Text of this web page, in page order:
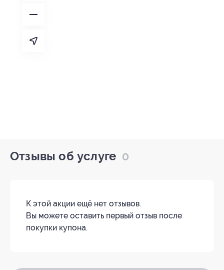
Отзывы об услуге 0
К этой акции ещё нет отзывов.
Вы можете оставить первый отзыв после
покупки купона.